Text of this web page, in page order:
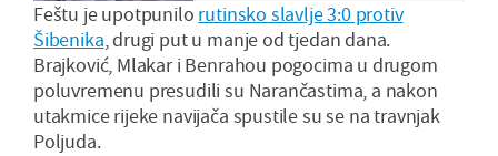
Feštu je upotpunilo rutinsko slavlje 3:0 protiv
Šibenika, drugi put u manje od tjedan dana.
Brajković, Mlakar i Benrahou pogocima u drugom
poluvremenu presudili su Narančastima, a nakon
utakmice rijeke navijača spustile su se na travnjak
Poljuda.